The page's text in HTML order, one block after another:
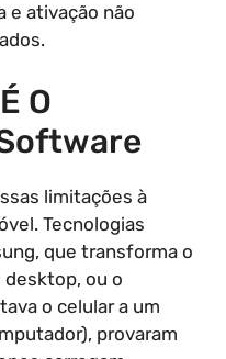
e ativação não
O
limitações à
Tecnologias
que transforma o
ou o
o celular a um
provaram